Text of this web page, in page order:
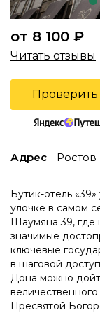
от 8 100 ₽
Читать отзывы
Адрес -
Бутик-отель
улочке в самом
Шаумяна 39, где
значимые
ключевые
в шаговой
Дона можно
Пресвятой